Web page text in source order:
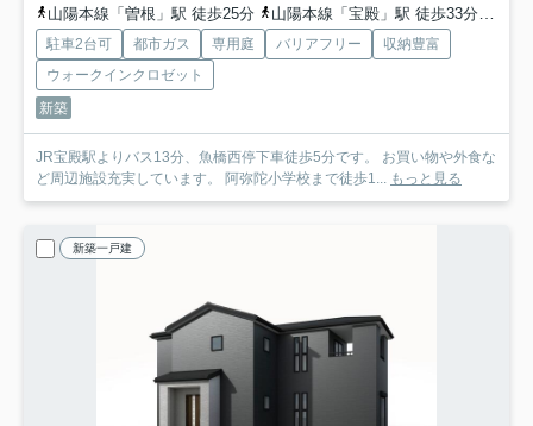
山陽本線「曽根」駅 徒歩25分
山陽本線「宝殿」駅 徒歩33分
駐車2台可 都市ガス 専用庭 バリアフリー
収納豊富
ウォークインクロゼット
新築
JR宝殿駅よりバス13分、魚橋西停下車徒歩5分です。 お買い物や外食な
ど周辺施設充実しています。 阿弥陀小学校まで徒歩1... もっと見る
新築一戸建